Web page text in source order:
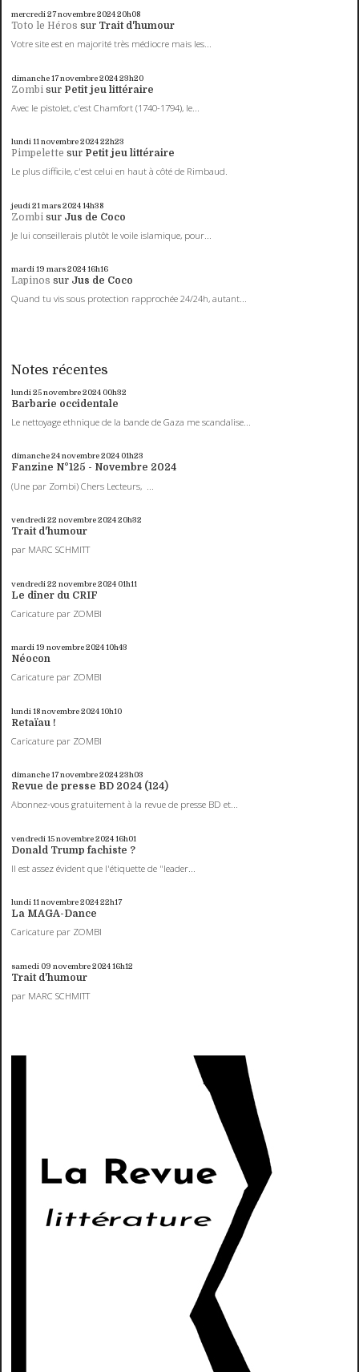
mercredi 27novembre 202420h08
Toto le Héros sur Trait d'humour
Votre site est en majorité très médiocre mais les...
dimanche 17novembre 202423h20
Zombi sur Petit jeu littéraire
Avec le pistolet, c'est Chamfort (1740-1794), le...
lundi 11novembre 202422h23
Pimpelette sur Petit jeu littéraire
Le plus difficile, c'est celui en haut à côté de Rimbaud.
jeudi 21 mars 202414h38
Zombi sur Jus de Coco
Je lui conseillerais plutôt le voile islamique, pour...
mardi 19 mars 202416h16
Lapinos sur Jus de Coco
Quand tu vis sous protection rapprochée 24/24h, autant...
Notes récentes
lundi 25novembre 2024 00h32
Barbarie occidentale
Le nettoyage ethnique de la bande de Gaza me scandalise...
dimanche 24novembre 2024 01h23
Fanzine N°125 - Novembre 2024
(Une par Zombi) Chers Lecteurs, ...
vendredi 22 novembre 202420h32
Trait d'humour
par MARC SCHMITT
vendredi 22 novembre 2024 01h11
Le dîner du CRIF
Caricature par ZOMBI
mardi 19 novembre 202410h43
Néocon
Caricature par ZOMBI
lundi 18novembre 202410h10
Retaïau !
Caricature par ZOMBI
dimanche 17novembre 202423h03
Revue de presse BD 2024 (124)
Abonnez-vous gratuitement à la revue de presse BD et...
vendredi 15novembre 202416h01
Donald Trump fachiste ?
Il est assez évident que l'étiquette de "leader...
lundi 11novembre 202422h17
La MAGA-Dance
Caricature par ZOMBI
samedi 09 novembre 202416h12
Trait d'humour
par MARC SCHMITT